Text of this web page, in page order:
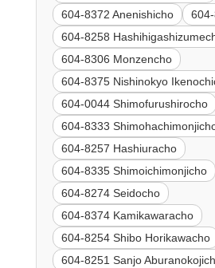
604-8372 Anenishicho
604-8258
604-8306 Monzencho
604-8375 Nishinokyo
604-0044 Shimofurushirocho
604-8333
604-8257 Hashiuracho
604-8335 Shimoichimonjicho
604-8274 Seidocho
604-8374 Kamikawaracho
604-8254 Shibo Horikawacho
604-8251 Sanjo